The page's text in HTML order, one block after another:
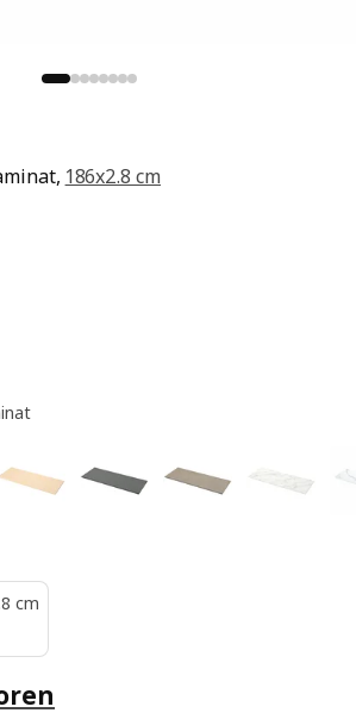
186x2.8 cm
m
4.1 ingen kundevurdering 5
cm